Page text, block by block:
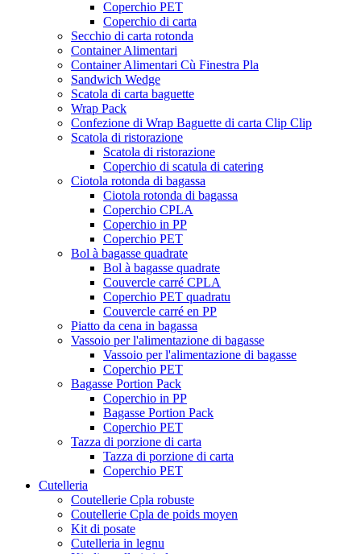
Coperchio PET
Coperchio di carta
Secchio di carta rotonda
Container Alimentari
Container Alimentari Cù Finestra Pla
Sandwich Wedge
Scatola di carta baguette
Wrap Pack
Confezione di Wrap Baguette di carta Clip Clip
Scatola di ristorazione
Scatola di ristorazione
Coperchio di scatula di catering
Ciotola rotonda di bagassa
Ciotola rotonda di bagassa
Coperchio CPLA
Coperchio in PP
Coperchio PET
Bol à bagasse quadrate
Bol à bagasse quadrate
Couvercle carré CPLA
Coperchio PET quadratu
Couvercle carré en PP
Piatto da cena in bagassa
Vassoio per l'alimentazione di bagasse
Vassoio per l'alimentazione di bagasse
Coperchio PET
Bagasse Portion Pack
Coperchio in PP
Bagasse Portion Pack
Coperchio PET
Tazza di porzione di carta
Tazza di porzione di carta
Coperchio PET
Cutelleria
Coutellerie Cpla robuste
Coutellerie Cpla de poids moyen
Kit di posate
Cutelleria in legnu